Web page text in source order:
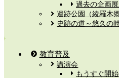
過去の企画
遺跡公園（綾羅木
史跡の道～悠久の
教育普及
講演会
もうすぐ開